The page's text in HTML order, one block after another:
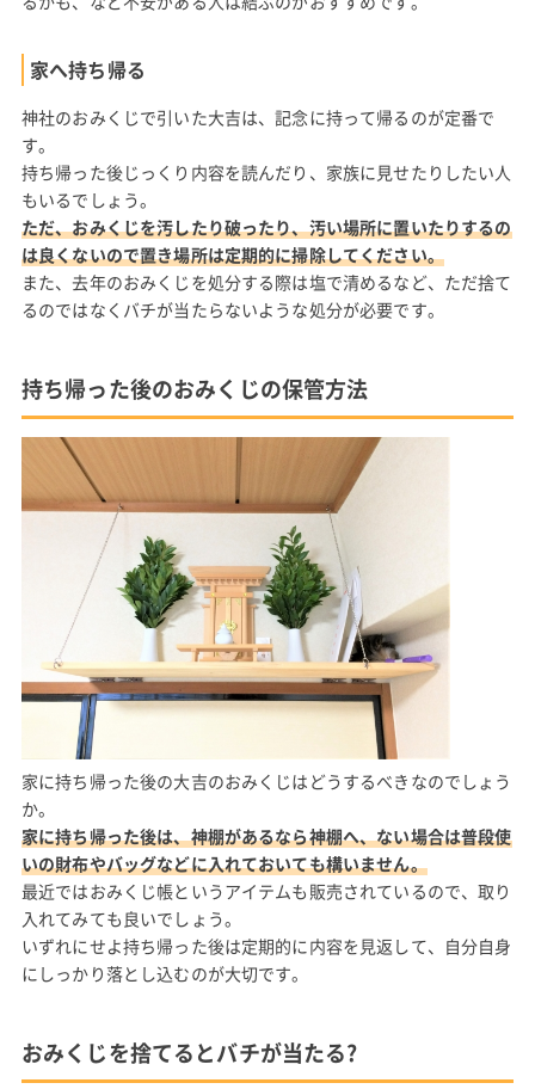
家へ持ち帰る
神社のおみくじで引いた大吉は、記念に持って帰るのが定番で
す。
持ち帰った後じっくり内容を読んだり、家族に見せたりしたい人
もいるでしょう。
ただ、おみくじを汚したり破ったり、汚い場所に置いたりするの
は良くないので置き場所は定期的に掃除してください。
また、去年のおみくじを処分する際は塩で清めるなど、ただ捨て
るのではなくバチが当たらないような処分が必要です。
持ち帰った後のおみくじの保管方法
家に持ち帰った後の大吉のおみくじはどうするべきなのでしょう
か。
家に持ち帰った後は、神棚があるなら神棚へ、ない場合は普段使
いの財布やバッグなどに入れておいても構いません。
最近ではおみくじ帳というアイテムも販売されているので、取り
入れてみても良いでしょう。
いずれにせよ持ち帰った後は定期的に内容を見返して、自分自身
にしっかり落とし込むのが大切です。
おみくじを捨てるとバチが当たる?